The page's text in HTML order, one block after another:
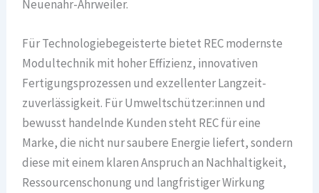
Neuenahr-Ahrweiler.
Für Technologiebegeisterte bietet REC modernste
Modultechnik mit hoher Effizienz, innovativen
Fertigungsprozessen und exzellenter Langzeit­
zuverlässigkeit. Für Umweltschützer:innen und
bewusst handelnde Kunden steht REC für eine
Marke, die nicht nur saubere Energie liefert, sondern
diese mit einem klaren Anspruch an Nachhaltigkeit,
Ressourcenschonung und langfristiger Wirkung